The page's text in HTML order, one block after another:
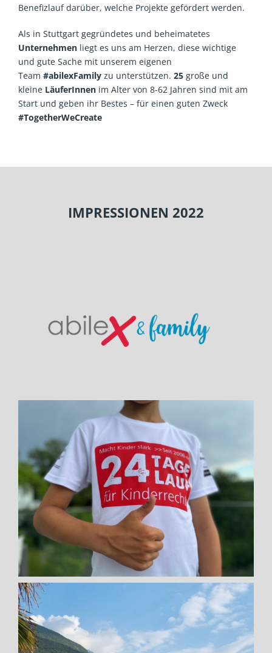
Benefizlauf darüber, welche Projekte gefördert werden.
Als in Stuttgart gegründetes und beheimatetes
Unternehmenliegt es uns am Herzen, diese wichtige
und gute Sache mit unserem eigenen
Team #abilexFamilyzu unterstützen. 25große und
kleine LäuferInnenim Alter von 8-62 Jahren sind mit am
Start und geben ihr Bestes – für einen guten Zweck
#TogetherWeCreate
IMPRESSIONEN 2022